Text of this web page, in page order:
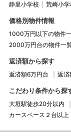
静里小学校
荒崎小
価格別物件情報
1000万円以下の物件
2000万円台の物件一
返済額から探す
返済額6万円台 返済
こだわり条件から探
大垣駅徒歩20分以内
カースペース２台以上